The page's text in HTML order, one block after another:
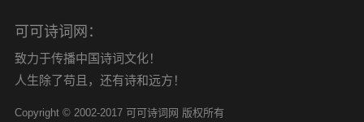
可可诗词网：
致力于传播中国诗词文化！
人生除了苟且，还有诗和远方！
Copyright © 2002-2017 可可诗词网 版权所有